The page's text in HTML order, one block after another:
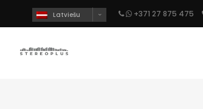
Latviešu +371 27 875 475